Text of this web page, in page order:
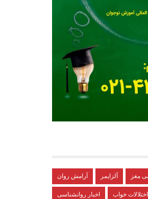
آرامش روان آلزایمر مغز
اخبار روانشناسی اختلالات خواب